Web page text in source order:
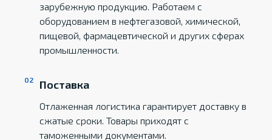
зарубежную продукцию. Работаем с
оборудованием в нефтегазовой, химической,
пищевой, фармацевтической и других сферах
промышленности.
Поставка
Отлаженная логистика гарантирует доставку в
сжатые сроки. Товары приходят с
таможенными документами.